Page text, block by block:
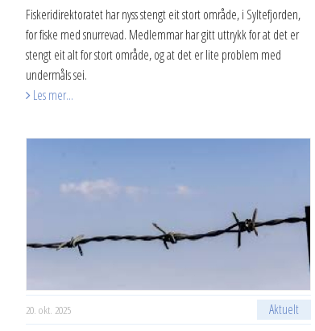
Fiskeridirektoratet har nyss stengt eit stort område, i Syltefjorden,
for fiske med snurrevad. Medlemmar har gitt uttrykk for at det er
stengt eit alt for stort område, og at det er lite problem med
undermåls sei.
Les mer...
20. okt. 2025 Aktuelt